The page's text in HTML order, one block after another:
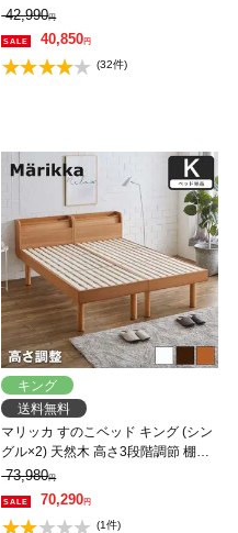
ッド フレームのみ 総檜 床面高さ4段
階調節 湿気を上手ににがすのこ床板
42,990円
40,850円
(32件)
キング
送料無料
マリッカ すのこベッド キング (シン
グル×2) 天然木 高さ3段階調節 棚・
コンセント付き ナチュラル ホワイ
ト ブラウン 北欧調 【フレームの
み】 【大型家具配送】
73,980円
70,290円
(1件)